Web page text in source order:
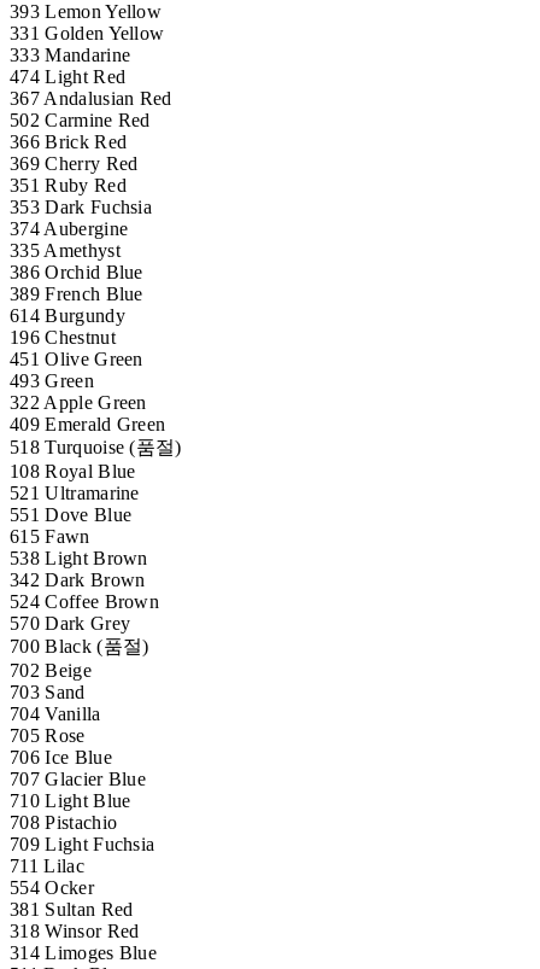
393 Lemon Yellow
331 Golden Yellow
333 Mandarine
474 Light Red
367 Andalusian Red
502 Carmine Red
366 Brick Red
369 Cherry Red
351 Ruby Red
353 Dark Fuchsia
374 Aubergine
335 Amethyst
386 Orchid Blue
389 French Blue
614 Burgundy
196 Chestnut
451 Olive Green
493 Green
322 Apple Green
409 Emerald Green
518 Turquoise (품절)
108 Royal Blue
521 Ultramarine
551 Dove Blue
615 Fawn
538 Light Brown
342 Dark Brown
524 Coffee Brown
570 Dark Grey
700 Black (품절)
702 Beige
703 Sand
704 Vanilla
705 Rose
706 Ice Blue
707 Glacier Blue
710 Light Blue
708 Pistachio
709 Light Fuchsia
711 Lilac
554 Ocker
381 Sultan Red
318 Winsor Red
314 Limoges Blue